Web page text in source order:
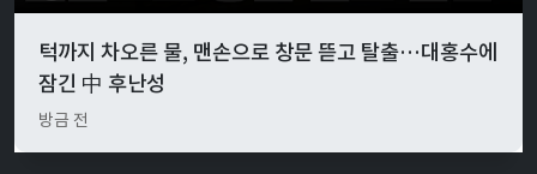
턱까지 차오른 물, 맨손으로 창문 뜯고 탈출…대홍수에
잠긴 中 후난성
방금 전